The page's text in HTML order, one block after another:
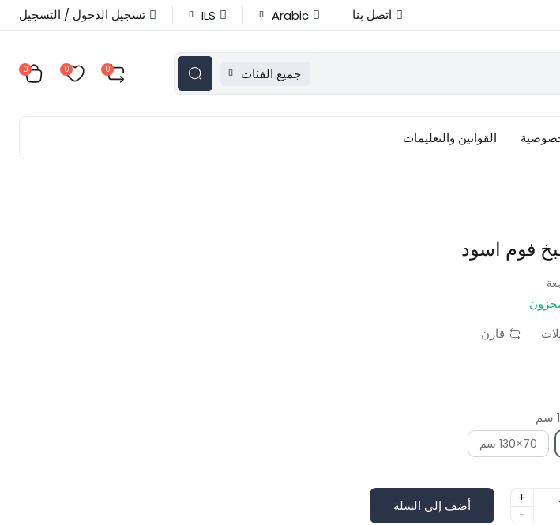
اتصل بنا Arabic
ILS تسجيل الدخول / التسجيل
جميع الفئات 0
0
0
القوانين والتعليمات
فوم اسود
قارن
70×130 سم
+
-
أضف إلى السلة